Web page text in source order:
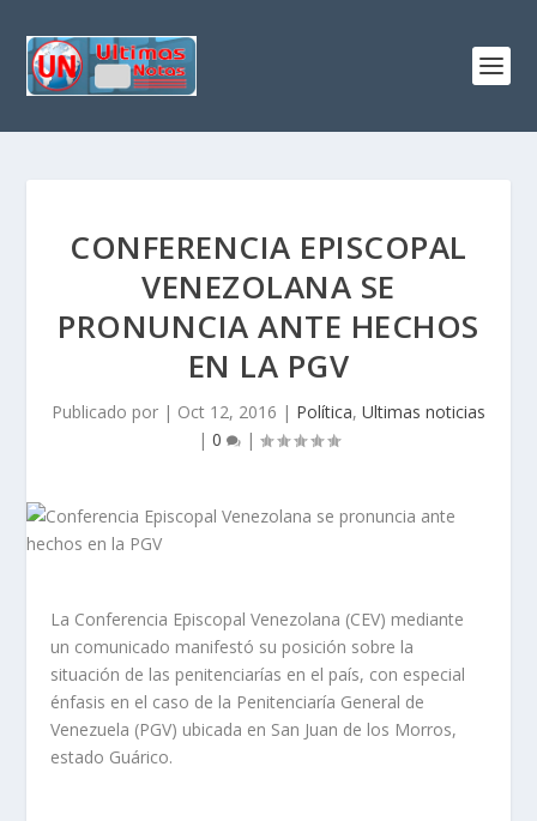
CONFERENCIA EPISCOPAL
VENEZOLANA SE
PRONUNCIA ANTE HECHOS
EN LA PGV
Publicado por | Oct 12, 2016 | Política, Ultimas noticias
| 0 |
La Conferencia Episcopal Venezolana (CEV) mediante
un comunicado manifestó su posición sobre la
situación de las penitenciarías en el país, con especial
énfasis en el caso de la Penitenciaría General de
Venezuela (PGV) ubicada en San Juan de los Morros,
estado Guárico.